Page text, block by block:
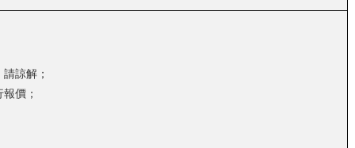
諒解；
價；